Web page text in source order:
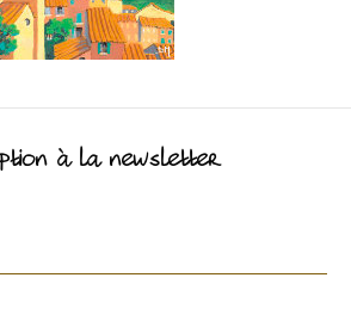
à la newsletter